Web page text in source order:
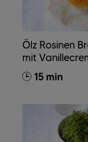
Ölz Rosinen
mit
15 min